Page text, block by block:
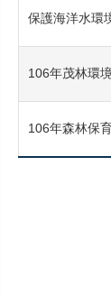
保護海洋水環
106年茂林環
106年森林保